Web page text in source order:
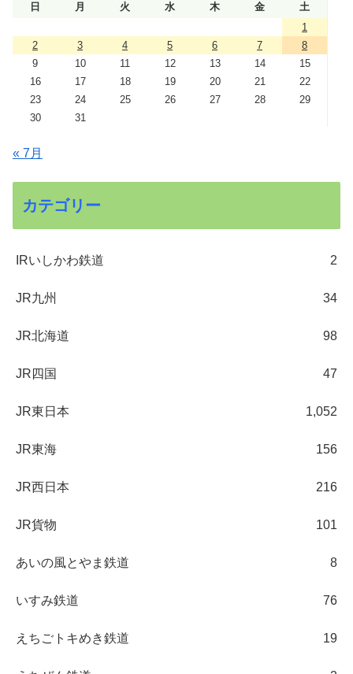
日 月 火 水 木 金
土
1
2
3 4 5 6 7
8
9
10 11 12 13 14
15
16
17 18 19 20 21
22
23
24 25 26 27 28
29
30
31
« 7月
カテゴリー
IRいしかわ鉄道 2
JR九州 34
JR北海道 98
JR四国 47
JR東日本 1,052
JR東海 156
JR西日本 216
JR貨物 101
あいの風とやま鉄道 8
いすみ鉄道 76
えちごトキめき鉄道 19